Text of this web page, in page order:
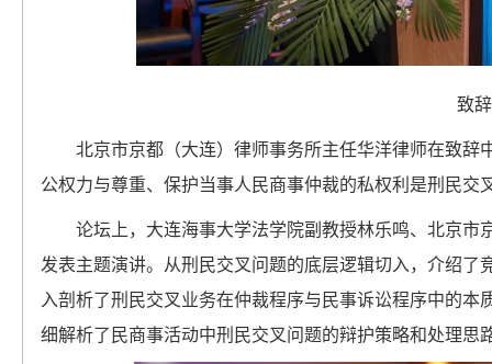
致
北京市京都（大连）律师事务所主任华洋律师在致
公权力与尊重、保护当事人民商事仲裁的私权利是刑民交
论坛上，大连海事大学法学院副教授林乐鸣、北京
发表主题演讲。从刑民交叉问题的底层逻辑切入，介绍
入剖析了刑民交叉业务在仲裁程序与民事诉讼程序中的
细解析了民商事活动中刑民交叉问题的辩护策略和处理思